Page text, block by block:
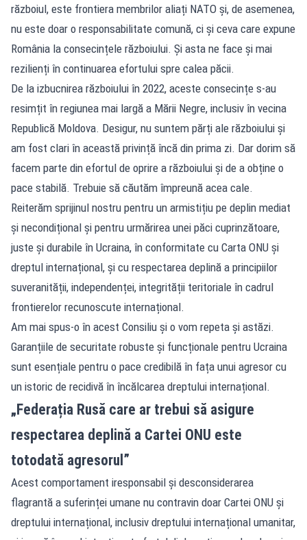
războiul, este frontiera membrilor aliați NATO și, de asemenea,
nu este doar o responsabilitate comună, ci și ceva care expune
România la consecințele războiului. Și asta ne face și mai
rezilienți în continuarea efortului spre calea păcii.
De la izbucnirea războiului în 2022, aceste consecințe s-au
resimțit în regiunea mai largă a Mării Negre, inclusiv în vecina
Republică Moldova. Desigur, nu suntem părți ale războiului și
am fost clari în această privință încă din prima zi. Dar dorim să
facem parte din efortul de oprire a războiului și de a obține o
pace stabilă. Trebuie să căutăm împreună acea cale.
Reiterăm sprijinul nostru pentru un armistițiu pe deplin mediat
și necondițional și pentru urmărirea unei păci cuprinzătoare,
juste și durabile în Ucraina, în conformitate cu Carta ONU și
dreptul internațional, și cu respectarea deplină a principiilor
suveranității, independenței, integrității teritoriale în cadrul
frontierelor recunoscute internațional.
Am mai spus-o în acest Consiliu și o vom repeta și astăzi.
Garanțiile de securitate robuste și funcționale pentru Ucraina
sunt esențiale pentru o pace credibilă în fața unui agresor cu
un istoric de recidivă în încălcarea dreptului internațional.
„Federația Rusă care ar trebui să asigure
respectarea deplină a Cartei ONU este
totodată agresorul”
Acest comportament iresponsabil și desconsiderarea
flagrantă a suferinței umane nu contravin doar Cartei ONU și
dreptului internațional, inclusiv dreptului internațional umanitar,